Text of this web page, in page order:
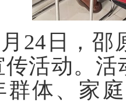
24日，邵
传活动。活
群体、家